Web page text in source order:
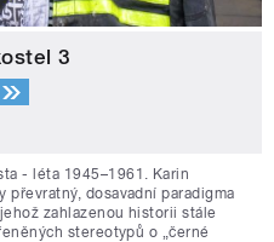
3
- léta 1945–1961. Karin
převratný, dosavadní paradigma
zahlazenou historii stále
stereotypů o „černé